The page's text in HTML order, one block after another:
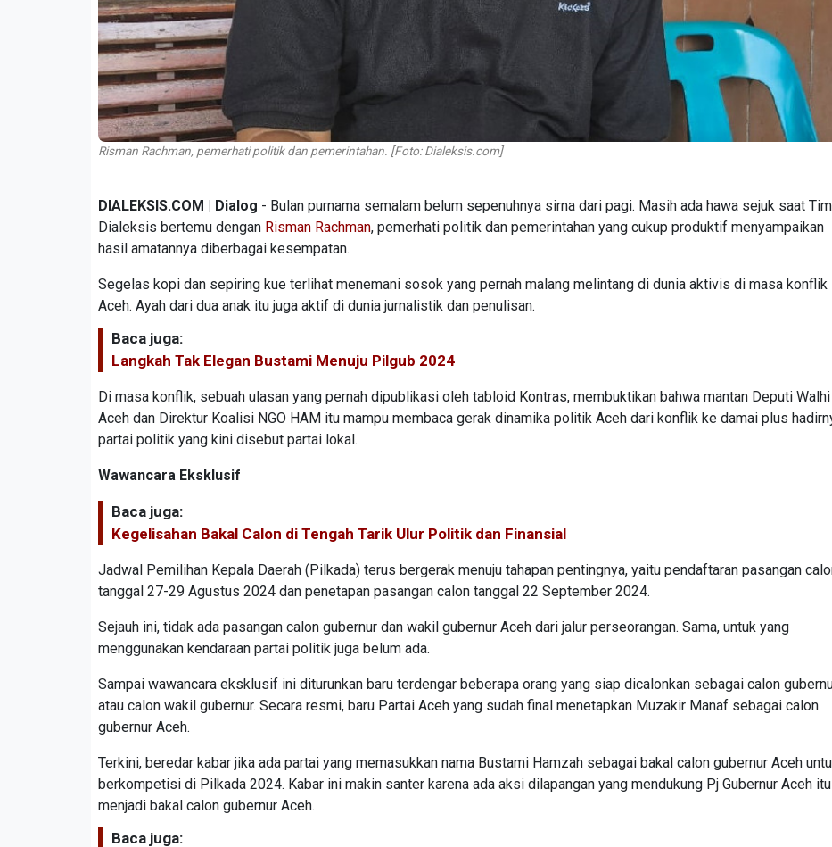
Risman Rachman, pemerhati politik dan pemerintahan. [Foto: Dialeksis.com]
DIALEKSIS.COM | Dialog - Bulan purnama semalam belum sepenuhnya sirna dari pagi. Masih ada hawa sejuk saat Tim
Dialeksis bertemu dengan Risman Rachman, pemerhati politik dan pemerintahan yang cukup produktif menyampaikan
hasil amatannya diberbagai kesempatan.
Segelas kopi dan sepiring kue terlihat menemani sosok yang pernah malang melintang di dunia aktivis di masa konflik
Aceh. Ayah dari dua anak itu juga aktif di dunia jurnalistik dan penulisan.
Baca juga:
Langkah Tak Elegan Bustami Menuju Pilgub 2024
Di masa konflik, sebuah ulasan yang pernah dipublikasi oleh tabloid Kontras, membuktikan bahwa mantan Deputi Walhi
Aceh dan Direktur Koalisi NGO HAM itu mampu membaca gerak dinamika politik Aceh dari konflik ke damai plus
partai politik yang kini disebut partai lokal.
Wawancara Eksklusif
Baca juga:
Kegelisahan Bakal Calon di Tengah Tarik Ulur Politik dan Finansial
Jadwal Pemilihan Kepala Daerah (Pilkada) terus bergerak menuju tahapan pentingnya, yaitu pendaftaran pasangan
tanggal 27-29 Agustus 2024 dan penetapan pasangan calon tanggal 22 September 2024.
Sejauh ini, tidak ada pasangan calon gubernur dan wakil gubernur Aceh dari jalur perseorangan. Sama, untuk yang
menggunakan kendaraan partai politik juga belum ada.
Sampai wawancara eksklusif ini diturunkan baru terdengar beberapa orang yang siap dicalonkan sebagai calon
atau calon wakil gubernur. Secara resmi, baru Partai Aceh yang sudah final menetapkan Muzakir Manaf sebagai calon
gubernur Aceh.
Terkini, beredar kabar jika ada partai yang memasukkan nama Bustami Hamzah sebagai bakal calon gubernur Aceh
berkompetisi di Pilkada 2024. Kabar ini makin santer karena ada aksi dilapangan yang mendukung Pj Gubernur Aceh itu
menjadi bakal calon gubernur Aceh.
Baca juga: